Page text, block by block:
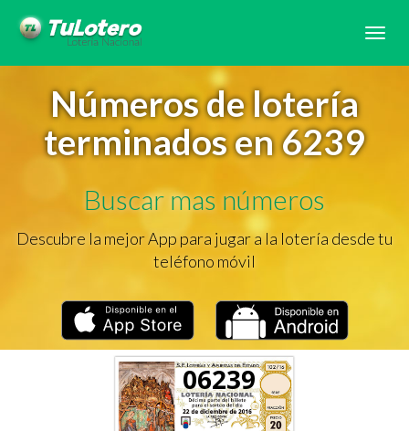
Números de lotería
terminados en 6239
Buscar mas números
Descubre la mejor App para jugar a la lotería desde tu
teléfono móvil
06239